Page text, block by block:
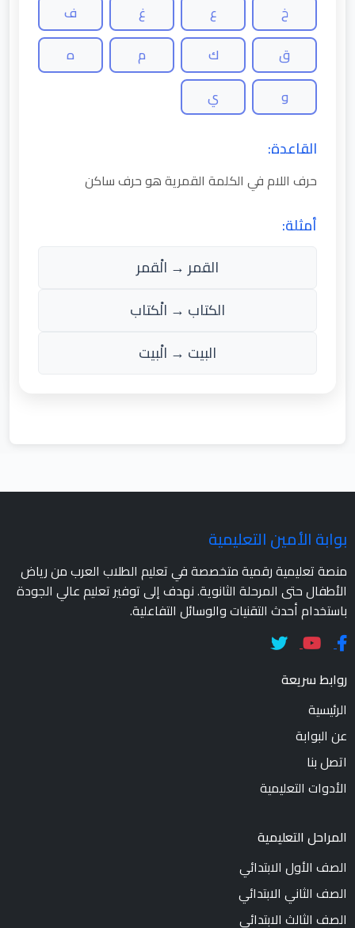
خ
ع غ
ف
ق
ك م
ه
و
ي
القاعدة:
حرف اللام في الكلمة القمرية هو حرف ساكن
أمثلة:
القمر → الْقمر
الكتاب → الْكتاب
البيت → الْبيت
بوابة الأمين التعليمية
منصة تعليمية رقمية متخصصة في تعليم الطلاب العرب من رياض
الأطفال حتى المرحلة الثانوية. نهدف إلى توفير تعليم عالي الجودة
باستخدام أحدث التقنيات والوسائل التفاعلية.
روابط سريعة
الرئيسية
عن البوابة
اتصل بنا
الأدوات التعليمية
المراحل التعليمية
الصف الأول الابتدائي
الصف الثاني الابتدائي
الصف الثالث الابتدائي